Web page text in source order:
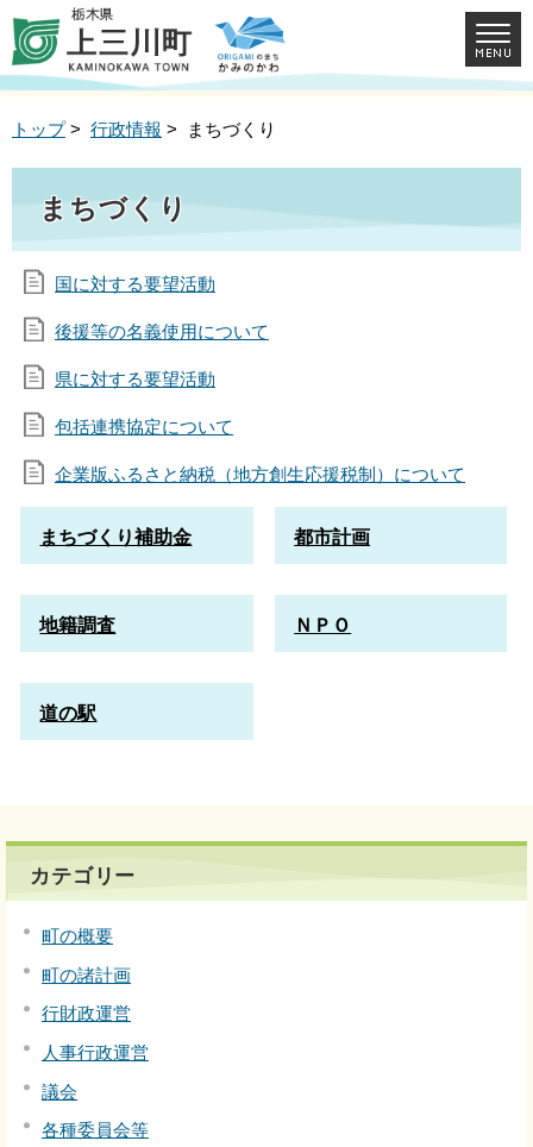
トップ> 行政情報 > まちづくり
まちづくり
国に対する要望活動
後援等の名義使用について
県に対する要望活動
包括連携協定について
企業版ふるさと納税（地方創生応援税制）について
まちづくり補助金 都市計画
地籍調査 ＮＰＯ
道の駅
カテゴリー
町の概要
町の諸計画
行財政運営
人事行政運営
議会
各種委員会等